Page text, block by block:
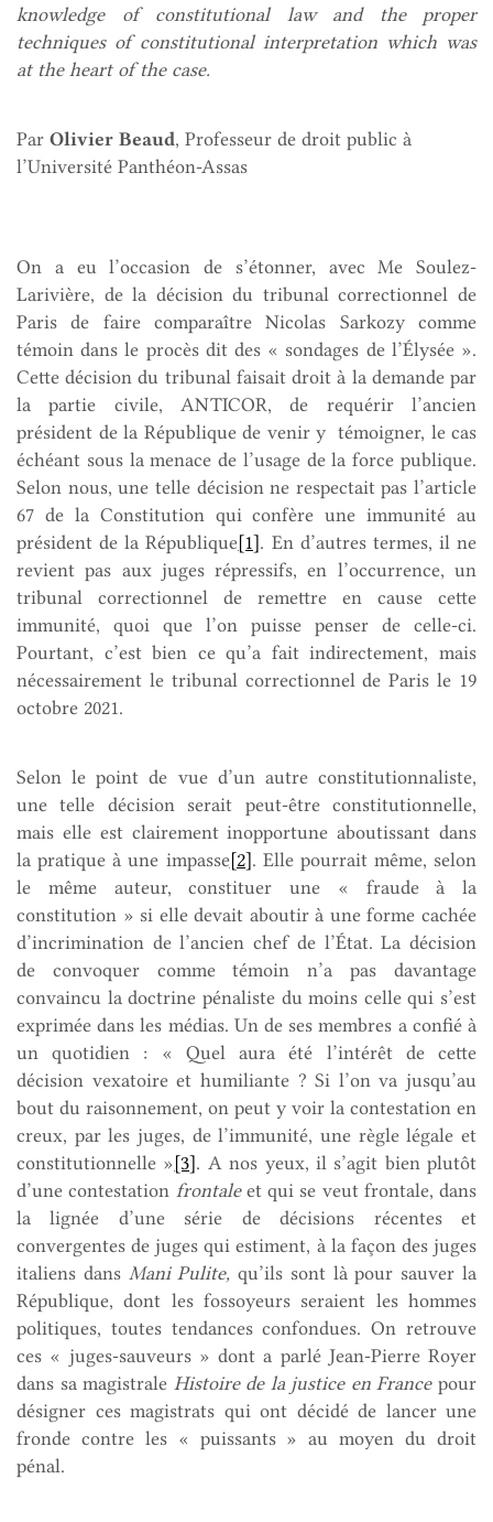
knowledge of constitutional law and the proper
techniques of constitutional interpretation which was
at the heart of the case.
Par Olivier Beaud, Professeur de droit public à
l’Université Panthéon-Assas
On a eu l’occasion de s’étonner, avec Me Soulez-
Larivière, de la décision du tribunal correctionnel de
Paris de faire comparaître Nicolas Sarkozy comme
témoin dans le procès dit des « sondages de l’Élysée ».
Cette décision du tribunal faisait droit à la demande par
la partie civile, ANTICOR, de requérir l’ancien
président de la République de venir y témoigner, le cas
échéant sous la menace de l’usage de la force publique.
Selon nous, une telle décision ne respectait pas l’article
67 de la Constitution qui confère une immunité au
président de la République[1]. En d’autres termes, il ne
revient pas aux juges répressifs, en l’occurrence, un
tribunal correctionnel de remettre en cause cette
immunité, quoi que l’on puisse penser de celle-ci.
Pourtant, c’est bien ce qu’a fait indirectement, mais
nécessairement le tribunal correctionnel de Paris le 19
octobre 2021.
Selon le point de vue d’un autre constitutionnaliste,
une telle décision serait peut-être constitutionnelle,
mais elle est clairement inopportune aboutissant dans
la pratique à une impasse[2]. Elle pourrait même, selon
le même auteur, constituer une « fraude à la
constitution » si elle devait aboutir à une forme cachée
d’incrimination de l’ancien chef de l’État. La décision
de convoquer comme témoin n’a pas davantage
convaincu la doctrine pénaliste du moins celle qui s’est
exprimée dans les médias. Un de ses membres a confié à
un quotidien : « Quel aura été l’intérêt de cette
décision vexatoire et humiliante ? Si l’on va jusqu’au
bout du raisonnement, on peut y voir la contestation en
creux, par les juges, de l’immunité, une règle légale et
constitutionnelle »[3]. A nos yeux, il s’agit bien plutôt
d’une contestation frontaleet qui se veut frontale, dans
la lignée d’une série de décisions récentes et
convergentes de juges qui estiment, à la façon des juges
italiens dans Mani Pulite, qu’ils sont là pour sauver la
République, dont les fossoyeurs seraient les hommes
politiques, toutes tendances confondues. On retrouve
ces « juges-sauveurs » dont a parlé Jean-Pierre Royer
dans sa magistrale Histoire de la justice en Francepour
désigner ces magistrats qui ont décidé de lancer une
fronde contre les « puissants » au moyen du droit
pénal.